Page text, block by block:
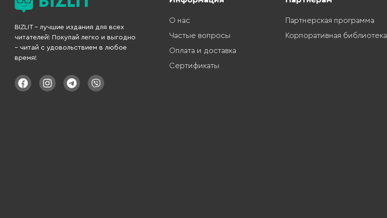
BIZLIT – лучшие издания для всех
читателей! Покупай легко и выгодно
– читай с удовольствием в любое
время!
О нас
Частые вопросы
Оплата и доставка
Сертификаты
Партнерская программа
Корпоративная библиотека